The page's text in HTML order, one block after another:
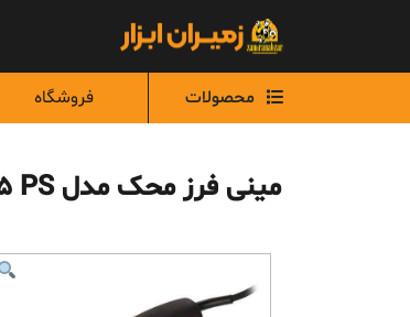
محصولات فروشگاه
مینی فرز محک مدل AG-115 PS